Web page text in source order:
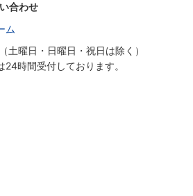
合わせ
ム
曜日・日曜日・祝日は除く）
時間受付しております。